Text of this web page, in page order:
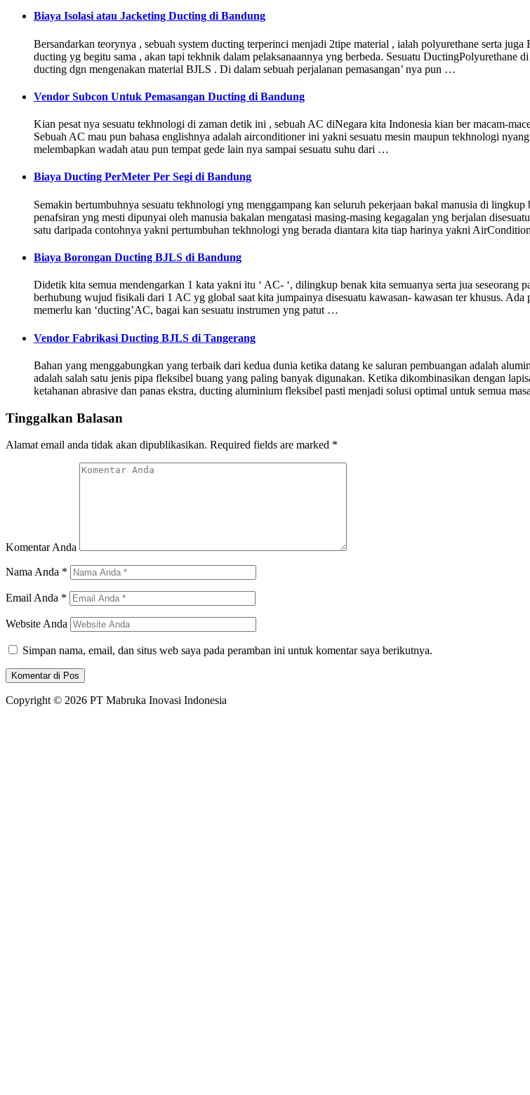
Biaya Isolasi atau Jacketing Ducting di Bandung
Bersandarkan teorynya , sebuah system ducting terperinci menjadi 2tipe material , ialah polyurethane serta
ducting yg begitu sama , akan tapi tekhnik dalam pelaksanaannya yng berbeda. Sesuatu DuctingPolyurethane
ducting dgn mengenakan material BJLS . Di dalam sebuah perjalanan pemasangan’ nya pun …
Vendor Subcon Untuk Pemasangan Ducting di Bandung
Kian pesat nya sesuatu tekhnologi di zaman detik ini , sebuah AC diNegara kita Indonesia kian ber macam-
Sebuah AC mau pun bahasa englishnya adalah airconditioner ini yakni sesuatu mesin maupun tekhnologi
melembapkan wadah atau pun tempat gede lain nya sampai sesuatu suhu dari …
Biaya Ducting PerMeter Per Segi di Bandung
Semakin bertumbuhnya sesuatu tekhnologi yng menggampang kan seluruh pekerjaan bakal manusia di
penafsiran yng mesti dipunyai oleh manusia bakalan mengatasi masing-masing kegagalan yng berjalan
satu daripada contohnya yakni pertumbuhan tekhnologi yng berada diantara kita tiap harinya yakni
Biaya Borongan Ducting BJLS di Bandung
Didetik kita semua mendengarkan 1 kata yakni itu ‘ AC- ‘, dilingkup benak kita semuanya serta jua seseorang
berhubung wujud fisikali dari 1 AC yg global saat kita jumpainya disesuatu kawasan- kawasan ter khusus. Ada
memerlu kan ‘ducting’AC, bagai kan sesuatu instrumen yng patut …
Vendor Fabrikasi Ducting BJLS di Tangerang
Bahan yang menggabungkan yang terbaik dari kedua dunia ketika datang ke saluran pembuangan adalah
adalah salah satu jenis pipa fleksibel buang yang paling banyak digunakan. Ketika dikombinasikan dengan
ketahanan abrasive dan panas ekstra, ducting aluminium fleksibel pasti menjadi solusi optimal untuk semua
Tinggalkan Balasan
Alamat email anda tidak akan dipublikasikan. Required fields are marked *
Komentar Anda
Nama Anda *
Email Anda *
Website Anda
Simpan nama, email, dan situs web saya pada peramban ini untuk komentar saya berikutnya.
Copyright © 2026 PT Mabruka Inovasi Indonesia